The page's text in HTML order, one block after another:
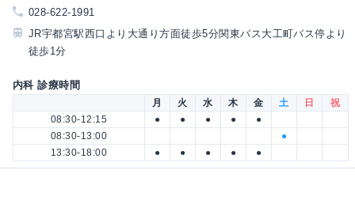
028-622-1991
JR宇都宮駅西口より大通り方面徒歩5分関東バス大工町バス停より
徒歩1分
内科 診療時間
月 火 水 木 金 土 日
祝
08:30-12:15
● ● ● ●
●
08:30-13:00
●
13:30-18:00
● ● ● ● ●